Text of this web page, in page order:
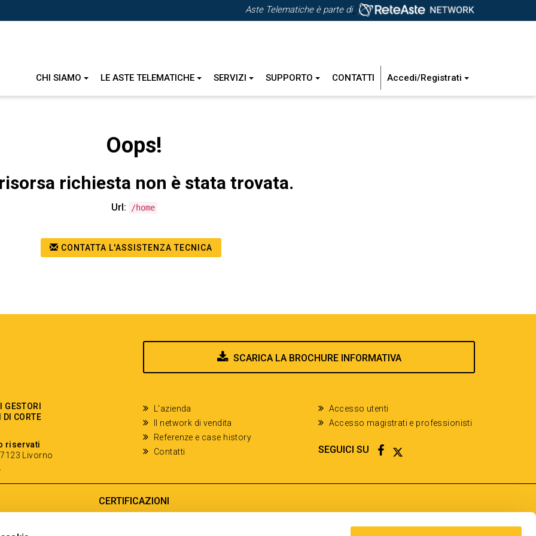
Aste Telematiche è parte di
CHI SIAMO LE ASTE TELEMATICHE SERVIZI SUPPORTO CONTATTI Accedi/Registrati
Oops!
richiesta non è stata trovata.
Url: /home
CONTATTA L'ASSISTENZA TECNICA
SCARICA LA BROCHURE INFORMATIVA
DI CORTE
riservati
Livorno
L'azienda
Il network di vendita
Referenze e case history
Contatti
Accesso utenti
Accesso magistrati e professionisti
SEGUICI SU FACEBOOK
TWITTER
CERTIFICAZIONI